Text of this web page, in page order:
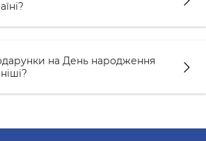
Цей подарунок не
спосіб провести час з
собі додаткову
зможе розслабитися та
на День народження